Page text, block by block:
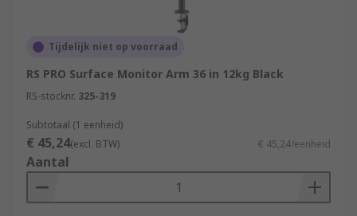
Tijdelijk niet op voorraad
RS PRO Surface Monitor Arm 36 in 12kg Black
RS-stocknr. 325-319
Subtotaal (1 eenheid)
€ 45,24(excl. BTW) € 45,24/eenheid
Aantal